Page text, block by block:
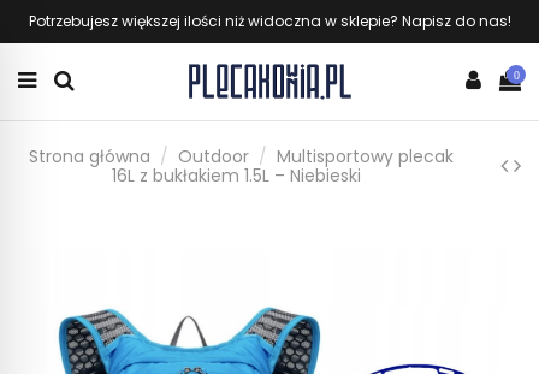
Potrzebujesz większej ilości niż widoczna w sklepie? Napisz do nas!
0
Strona główna Outdoor
Multisportowy plecak
16L z bukłakiem 1.5L – Niebieski